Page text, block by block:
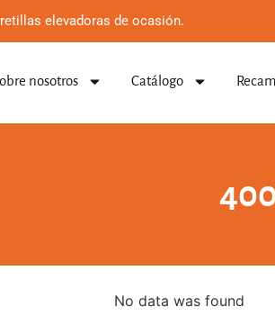
elevadoras de ocasión.
nosotros Catálogo
No data was found